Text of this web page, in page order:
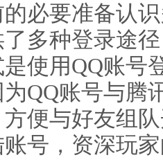
必要准备认
多种登录途
使用QQ账号
QQ账号与腾
便与好友组
号，资深玩